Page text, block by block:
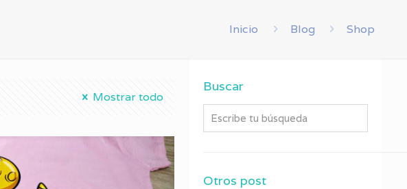
Inicio Blog Shop
Mostrar todo
Buscar
Otros post